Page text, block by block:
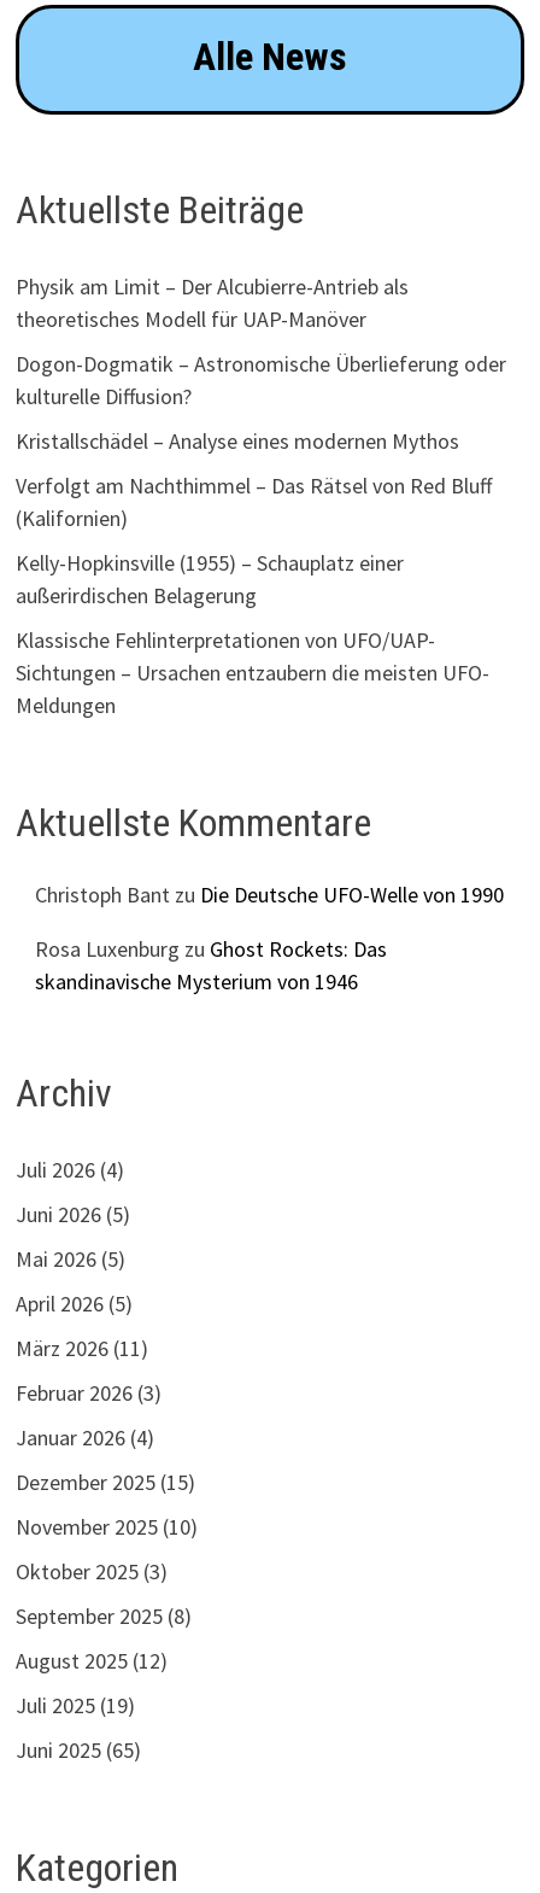
Alle News
Aktuellste Beiträge
Physik am Limit – Der Alcubierre-Antrieb als
theoretisches Modell für UAP-Manöver
Dogon-Dogmatik – Astronomische Überlieferung oder
kulturelle Diffusion?
Kristallschädel – Analyse eines modernen Mythos
Verfolgt am Nachthimmel – Das Rätsel von Red Bluff
(Kalifornien)
Kelly-Hopkinsville (1955) – Schauplatz einer
außerirdischen Belagerung
Klassische Fehlinterpretationen von UFO/UAP-
Sichtungen – Ursachen entzaubern die meisten UFO-
Meldungen
Aktuellste Kommentare
Christoph Bant zu Die Deutsche UFO-Welle von 1990
Rosa Luxenburg zu Ghost Rockets: Das
skandinavische Mysterium von 1946
Archiv
Juli 2026 (4)
Juni 2026 (5)
Mai 2026 (5)
April 2026 (5)
März 2026 (11)
Februar 2026 (3)
Januar 2026 (4)
Dezember 2025 (15)
November 2025 (10)
Oktober 2025 (3)
September 2025 (8)
August 2025 (12)
Juli 2025 (19)
Juni 2025 (65)
Kategorien